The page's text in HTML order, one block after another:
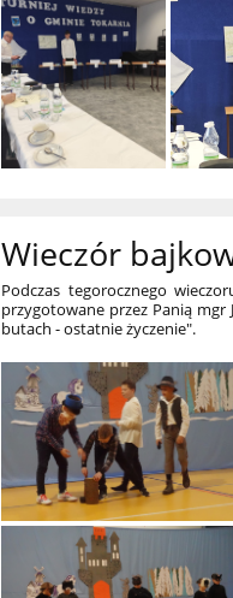
Wieczór
Podczas tegorocznego
przygotowane przez Panią mgr
butach - ostatnie życzenie".